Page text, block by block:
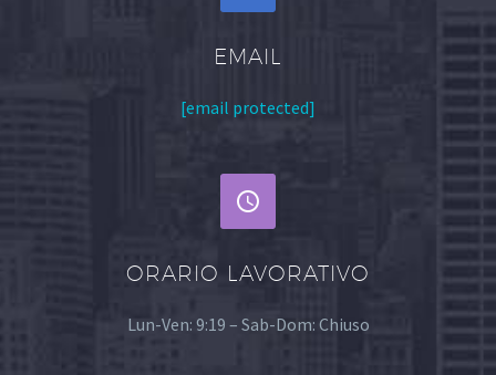
EMAIL
[email protected]


ORARIO LAVORATIVO
Lun-Ven: 9:19 – Sab-Dom: Chiuso